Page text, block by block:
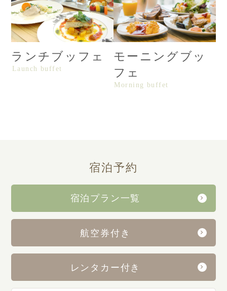
ランチブッフェ
Launch buffet
モーニングブッ
フェ
Morning buffet
宿泊予約
宿泊プラン一覧
航空券付き
レンタカー付き